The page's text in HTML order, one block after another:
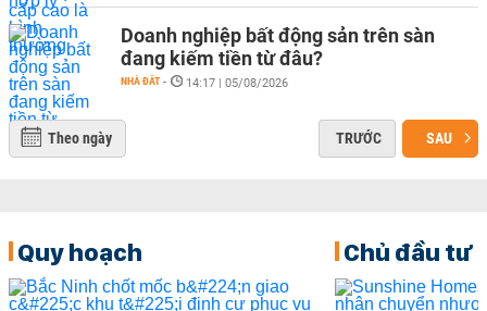
Doanh nghiệp bất động sản trên sàn
đang kiếm tiền từ đâu?
NHÀ ĐẤT - 14:17 | 05/08/2026
Theo ngày TRƯỚC SAU
Quy hoạch Chủ đầu tư